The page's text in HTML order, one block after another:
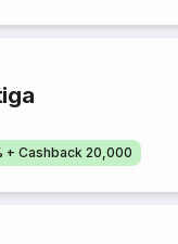
+ Cashback 20,000